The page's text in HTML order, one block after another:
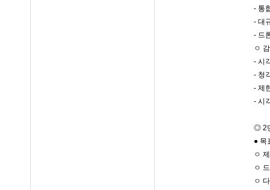
- 통
- 대
- 드
ㅇ
- 시
- 청
- 제
- 시
◎ 2
● 목
ㅇ
ㅇ
ㅇ